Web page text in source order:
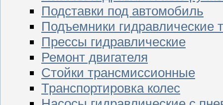
Подставки под автомобиль
Подъемники гидравлические
Прессы гидравлические
Ремонт двигателя
Стойки трансмиссионные
Транспортировка колес